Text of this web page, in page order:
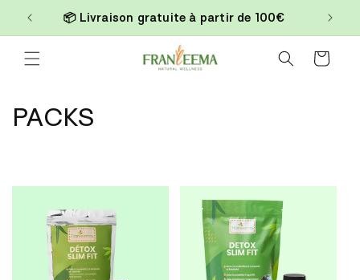
passer
au
📦 Livraison gratuite à partir de 100€
Panier
C
l
PACKS